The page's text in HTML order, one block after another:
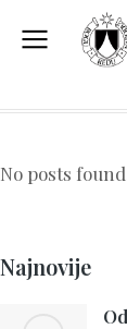
No posts
Najnovije